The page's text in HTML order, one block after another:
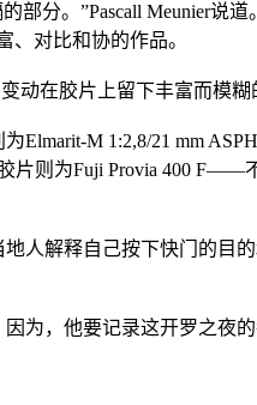
分。”Pascall Meunier
对比和协的作品。
动在胶片上留下丰富而模糊
M 1:2,8/21 mm
片则为Fuji Provia 400
人解释自己按下快门的
为，他要记录这开罗之夜的